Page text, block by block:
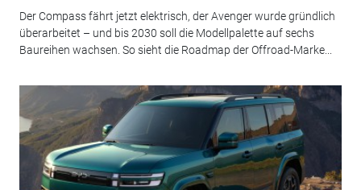
Der Compass fährt jetzt elektrisch, der Avenger wurde gründlich
überarbeitet – und bis 2030 soll die Modellpalette auf sechs
Baureihen wachsen. So sieht die Roadmap der Offroad-Marke...